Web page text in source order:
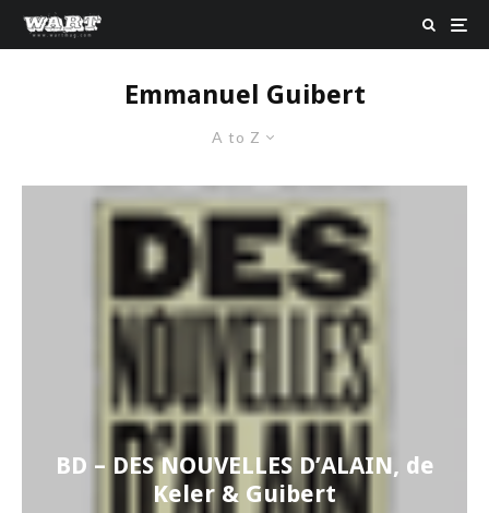
Emmanuel Guibert
A to Z
BD – DES NOUVELLES D’ALAIN, de
Keler & Guibert